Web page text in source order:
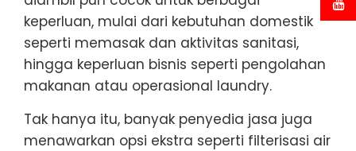
keperluan, mulai dari kebutuhan domestik
seperti memasak dan aktivitas sanitasi,
hingga keperluan bisnis seperti pengolahan
makanan atau operasional laundry.
Tak hanya itu, banyak penyedia jasa juga
menawarkan opsi ekstra seperti filterisasi air